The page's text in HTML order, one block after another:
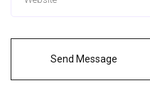
Send Message